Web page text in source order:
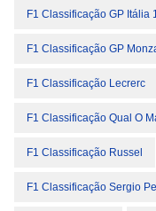
F1 Classificação GP Itália
F1 Classificação GP
F1 Classificação Lecrerc
F1 Classificação Qual O
F1 Classificação Russel
F1 Classificação Sergio